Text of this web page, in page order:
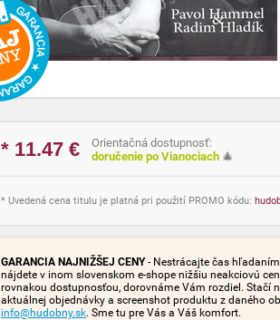
* 11.47 €
Orientačná dostupnosť:
doručenie po Vianociach 🎄
* Uvedená cena titulu je platná pri použití PROMO kódu:
GARANCIA NAJNIŽŠEJ CENY- Nestrácajte čas
nájdete v inom slovenskom e-shope nižšiu neakciovú
rovnakou dostupnosťou, dorovnáme Vám rozdiel. Stačí
aktuálnej objednávky a screenshot produktu z daného
info@hudobny.sk. Sme tu pre Vás a Váš komfort.